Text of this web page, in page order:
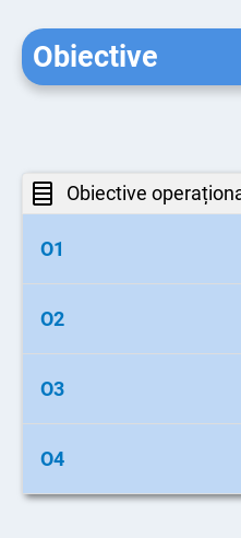
Obiective
Obiective
O1
să formuleze
conținutul textului;
O2
să identifice sunetele
O3
să formeze cuvinte cu
O4